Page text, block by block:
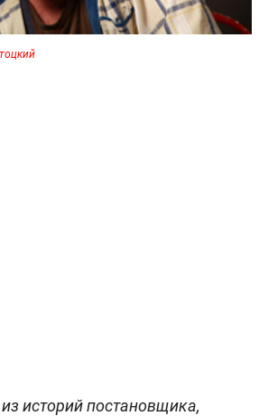
историй постановщика,